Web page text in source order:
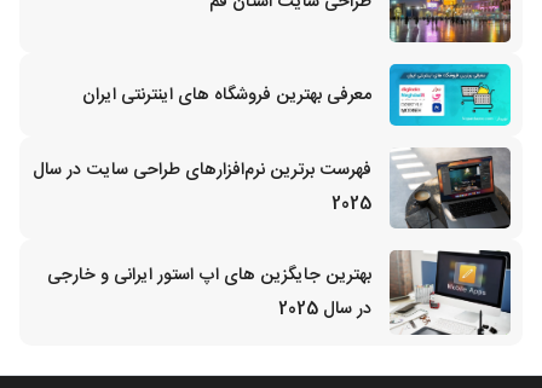
معرفی بهترین فروشگاه های اینترنتی ایران
فهرست برترین نرم‌افزارهای طراحی سایت در سال
2025
بهترین جایگزین‌ های اپ استور ایرانی و خارجی
در سال 2025